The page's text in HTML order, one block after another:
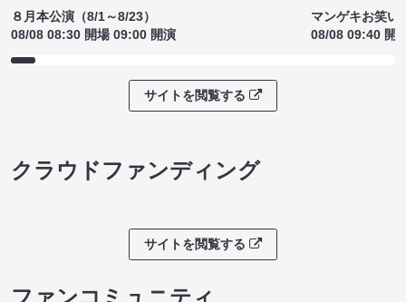
８月本公演（8/1～8/23）
08/08 08:30 開場 09:00 開演
マンゲキお笑い
08/08 09:40 開
サイトを閲覧する
クラウドファンディング
サイトを閲覧する
ファンコミュニティ